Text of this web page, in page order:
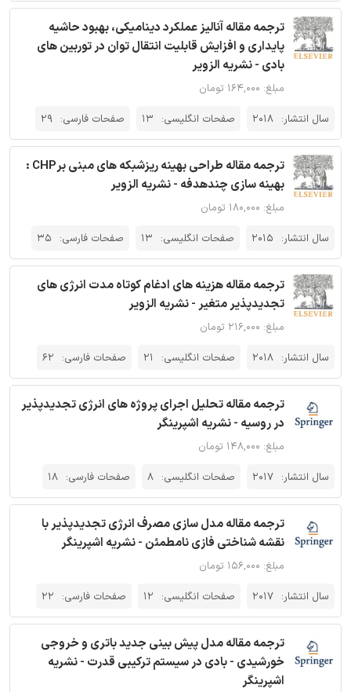
ترجمه مقاله آنالیز عملکرد دینامیکی، بهبود حاشیه
پایداری و افزایش قابلیت انتقال توان در توربین های
بادی - نشریه الزویر
مبلغ: ۱۶۴,۰۰۰ تومان
سال انتشار: 2018 صفحات انگلیسی: 13 صفحات فارسی: 29
ترجمه مقاله طراحی بهینه ریزشبکه های مبنی برCHP :
بهینه سازی چندهدفه - نشریه الزویر
مبلغ: ۱۸۰,۰۰۰ تومان
سال انتشار: 2015 صفحات انگلیسی: 13 صفحات فارسی: 35
ترجمه مقاله هزینه های ادغام کوتاه مدت انرژی های
تجدیدپذیر متغیر - نشریه الزویر
مبلغ: ۲۱۶,۰۰۰ تومان
سال انتشار: 2018 صفحات انگلیسی: 21 صفحات فارسی: 62
ترجمه مقاله تحلیل اجرای پروژه های انرژی تجدیدپذیر
در روسیه - نشریه اشپرینگر
مبلغ: ۱۴۸,۰۰۰ تومان
سال انتشار: 2017 صفحات انگلیسی: 8 صفحات فارسی: 18
ترجمه مقاله مدل سازی مصرف انرژی تجدیدپذیر با
نقشه شناختی فازی نامطمئن - نشریه اشپرینگر
مبلغ: ۱۵۶,۰۰۰ تومان
سال انتشار: 2017 صفحات انگلیسی: 12 صفحات فارسی: 22
ترجمه مقاله مدل پیش بینی جدید باتری و خروجی
خورشیدی - بادی در سیستم ترکیبی قدرت - نشریه
اشپرینگر